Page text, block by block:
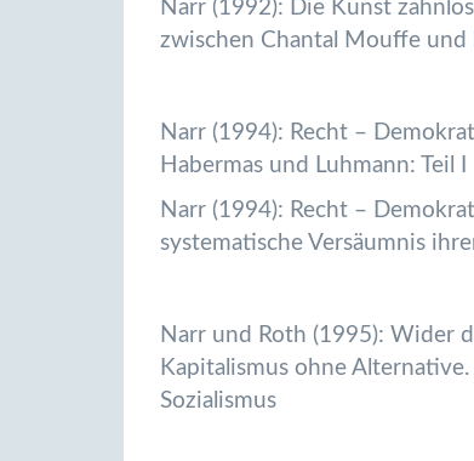
Narr (1992): Die Kunst
zwischen Chantal Mouffe und
Narr (1994): Recht –
Habermas und Luhmann: Teil I
Narr (1994): Recht –
systematische Versäumnis
Narr und Roth (1995): Wider
Kapitalismus ohne
Sozialismus